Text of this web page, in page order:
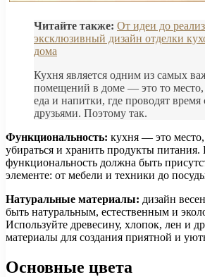
Читайте также: От идеи до
эксклюзивный дизайн отделки
дома
Кухня является одним из самых
помещений в доме — это то место,
еда и напитки, где проводят время
друзьями. Поэтому так.
Функциональность: кухня — это
убираться и хранить продукты
функциональность должна быть
элементе: от мебели и техники до
Натуральные материалы: дизайн
быть натуральным, естественным и
Используйте древесину, хлопок, лен и
материалы для создания приятной и
Основные цвета